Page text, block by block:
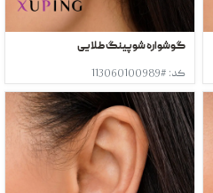
گوشواره شوپینگ طلایی
کد: #113060100989